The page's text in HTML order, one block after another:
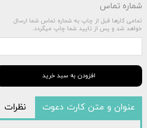
شماره تماس
تمامی کارها قبل از چاپ به شماره تماس شما ارسال
خواهد شد و پس از تایید شما چاپ میگردد.
افزودن به سبد خرید
عنوان و متن کارت دعوت نظرات